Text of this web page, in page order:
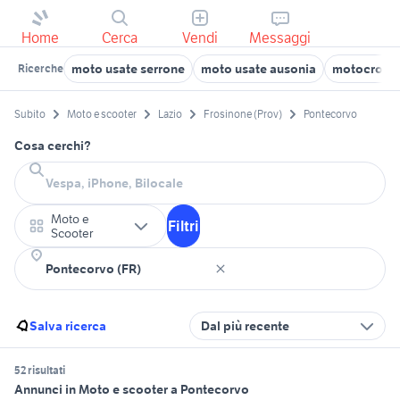
Home Cerca Vendi Messaggi
Ricerche moto usate serrone moto usate ausonia motocross
Subito Moto e scooter Lazio Frosinone (Prov) Pontecorvo
Cosa cerchi?
Moto e
Scooter
Filtri
Salva ricerca Dal più recente
52 risultati
Annunci in Moto e scooter a Pontecorvo